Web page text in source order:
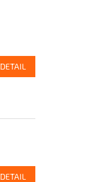
DETAIL
DETAIL